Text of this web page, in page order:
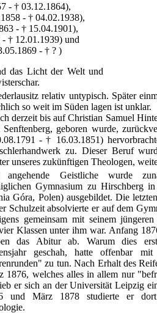
- † 03.12.1864),
- † 04.02.1938),
- † 15.04.1901),
† 12.01.1939) und
- † ? )
das Licht der Welt und
relativ untypisch. Später
so weit im Süden lagen ist unklar.
derzeit bis auf Christian Samuel
geboren wurde,
- † 16.03.1851)
zu. Dieser Beruf
unseres zukünftigen Theologen,
angehende Geistliche wurde
Gymnasium zu Hirschberg in
Góra, Polen) ausgebildet. Die
Schulzeit absolvierte er auf dem
gemeinsam mit seinem
Klassen unter ihm war. Anfang
das Abitur ab. Warum dies
geschah, hatte offenbar
zu tun. Nach Erhalt des
1876, welches alles in allem nur
er sich an der Universität Leipzig
und März 1878 studierte er